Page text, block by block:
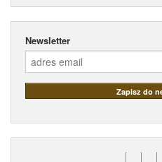
Newsletter